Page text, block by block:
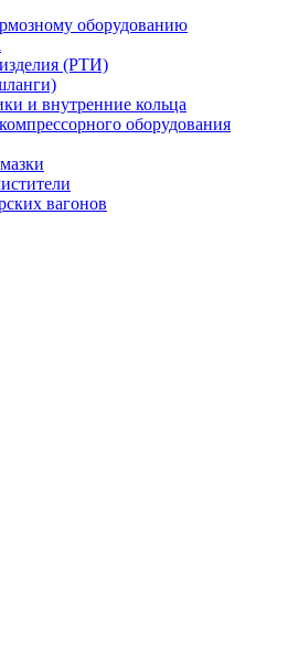
оборудованию
(РТИ)
и внутренние кольца
оборудования
вагонов